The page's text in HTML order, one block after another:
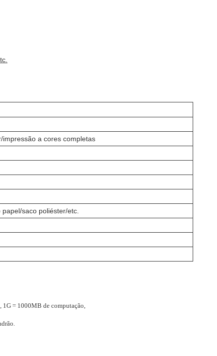
a cores completas
saco poliéster/etc.
1G = 1000MB de computação,